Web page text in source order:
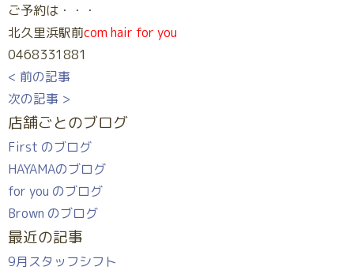
ご予約は・・・
北久里浜駅前com hair for you
0468331881
< 前の記事
次の記事 >
店舗ごとのブログ
First のブログ
HAYAMAのブログ
for you のブログ
Brown のブログ
最近の記事
9月スタッフシフト